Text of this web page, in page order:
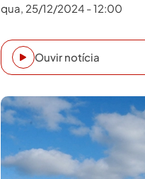
qua, 25/12/2024 - 12:00
Ouvir notícia